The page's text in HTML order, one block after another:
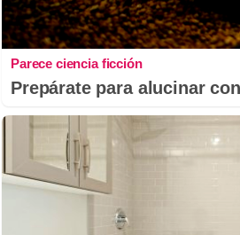
Parece ciencia ficción
Prepárate para alucinar